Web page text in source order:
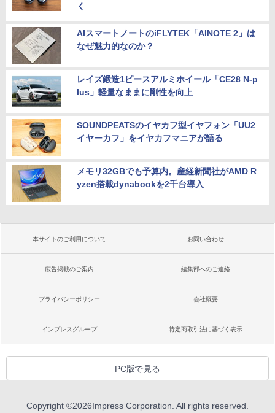
く
AIスマートノートのiFLYTEK「AINOTE 2」は
なぜ魅力的なのか？
レイズ鍛造1ピースアルミホイール「CE28 N-p
lus」軽量なままに剛性を向上
SOUNDPEATSのイヤカフ型イヤフォン「UU2
イヤーカフ」をイヤカフマニアが語る
メモリ32GBでも予算内。産経新聞社がAMD R
yzen搭載dynabookを2千台導入
本サイトのご利用について お問い合わせ
広告掲載のご案内 編集部へのご連絡
プライバシーポリシー 会社概要
インプレスグループ 特定商取引法に基づく表示
PC版で見る
Copyright ©2026Impress Corporation. All rights reserved.